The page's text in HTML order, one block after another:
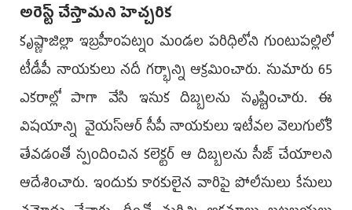
అరెస్ట్‌ చేస్తామని హెచ్చరిక
కృష్ణాజిల్లా ఇబ్రహీంపట్నం మండల పరిధిలోని గుంటుపల్లిలో
టీడీపీ నాయకులు నదీ గర్భాన్ని ఆక్రమించారు. సుమారు 65
ఎకరాల్లో పాగా వేసి ఇసుక దిబ్బలను సృష్టించారు. ఈ
విషయాన్ని వైయ‌స్ఆర్‌ సీపీ నాయకులు ఇటీవల వెలుగులోకి
తేవడంతో స్పందించిన కలెక్టర్‌ ఆ దిబ్బలను సీజ్‌ చేయాలని
ఆదేశించారు. ఇందుకు కారకులైన వారిపై పోలీసులు కేసులు